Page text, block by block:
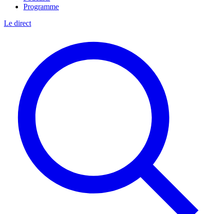
Programme
Le direct